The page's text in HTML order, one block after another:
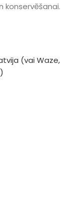
konservēšanai.
(vai Waze,